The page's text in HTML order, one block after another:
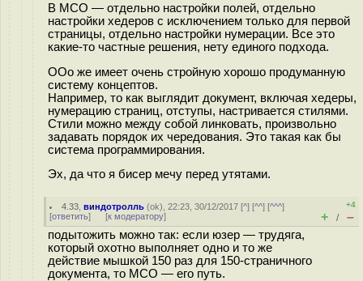
В МСО — отдельно настройки полей, отдельно
настройки хедеров с исключением только для первой
страницы, отдельно настройки нумерации. Все это
какие-то частные решения, нету единого подхода.
ООо же имеет очень стройную хорошо продуманную
систему концептов.
Например, то как выглядит документ, включая хедеры,
нумерацию страниц, отступы, настривается стилями.
Стили можно между собой линковать, произвольно
задавать порядок их чередования. Это такая как бы
система программирования.
Эх, да что я бисер мечу перед утятами.
4.33 ,виндотролль (ok), 22:23, 30/12/2017 [^] [^^] [^^^]
[ответить] [к модератору]
+4
+ / –
подытожить можно так: если юзер — трудяга,
который охотно выполняет одно и то же
действие мышкой 150 раз для 150-страничного
документа, то МСО — его путь.